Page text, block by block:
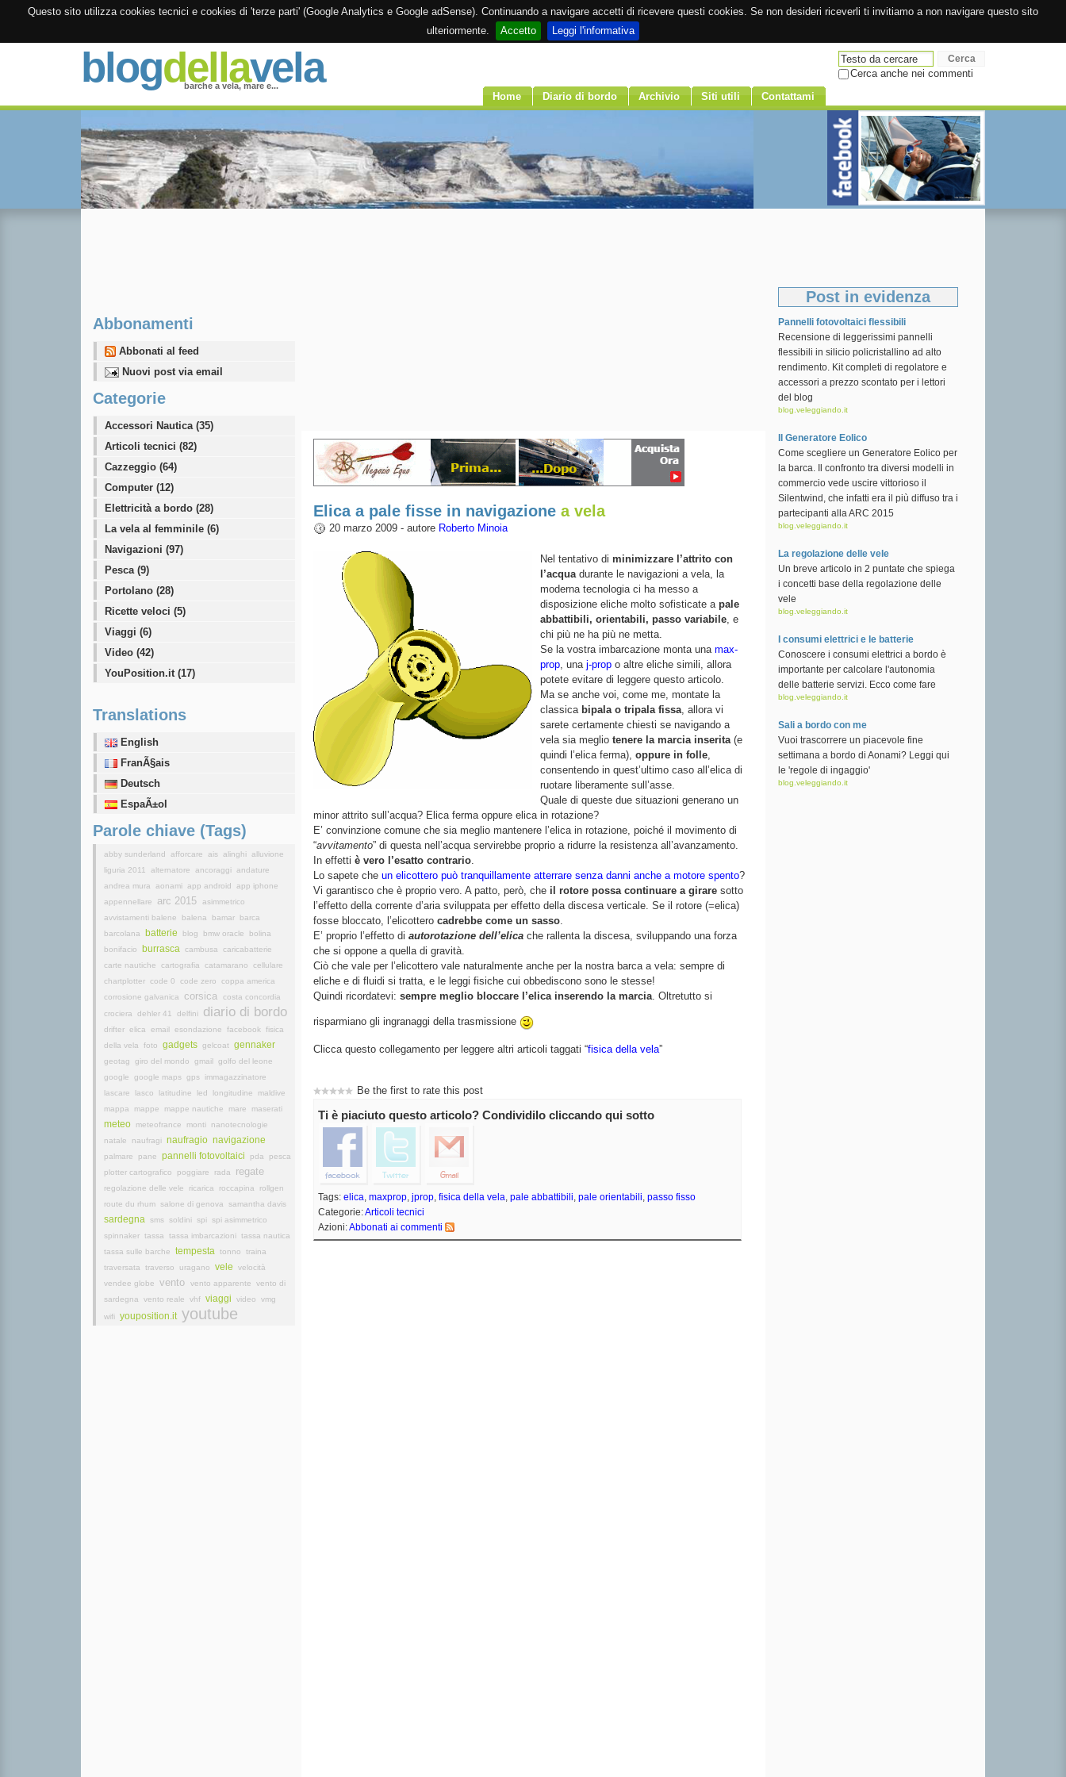
Questo sito utilizza cookies tecnici e cookies di 'terze parti' (Google Analytics e Google adSense). Continuando a navigare accetti di ricevere questi cookies. Se non desideri riceverli ti invitiamo a non navigare questo sito
ulteriormente.
Accetto Leggi l'informativa
blogdellavela
barche a vela, mare e...
Cerca anche nei commenti
Home
Diario di bordo Archivio Siti utili Contattami
Elica a pale fisse in navigazione a vela
20 marzo 2009 - autore Roberto Minoia
Nel tentativo di minimizzare l’attrito con
l’acquadurante le navigazioni a vela, la
moderna tecnologia ci ha messo a
disposizione eliche molto sofisticate a pale
abbattibili, orientabili, passo variabile, e
chi più ne ha più ne metta.
Se la vostra imbarcazione monta una max-
prop, una j-propo altre eliche simili, allora
potete evitare di leggere questo articolo.
Ma se anche voi, come me, montate la
classica bipala o tripala fissa, allora vi
sarete certamente chiesti se navigando a
vela sia meglio tenere la marcia inserita(e
quindi l’elica ferma), oppure in folle,
consentendo in quest’ultimo caso all’elica di
ruotare liberamente sull’asse.
Quale di queste due situazioni generano un
minor attrito sull’acqua? Elica ferma oppure elica in rotazione?
E’ convinzione comune che sia meglio mantenere l’elica in rotazione, poiché il movimento di
“avvitamento” di questa nell’acqua servirebbe proprio a ridurre la resistenza all’avanzamento.
In effetti è vero l’esatto contrario.
Lo sapete che un elicottero può tranquillamente atterrare senza danni anche a motore spento?
Vi garantisco che è proprio vero. A patto, però, che il rotore possa continuare a giraresotto
l’effetto della corrente d’aria sviluppata per effetto della discesa verticale. Se il rotore (=elica)
fosse bloccato, l’elicottero cadrebbe come un sasso.
E’ proprio l’effetto di autorotazione dell’elicache rallenta la discesa, sviluppando una forza
che si oppone a quella di gravità.
Ciò che vale per l’elicottero vale naturalmente anche per la nostra barca a vela: sempre di
eliche e di fluidi si tratta, e le leggi fisiche cui obbediscono sono le stesse!
Quindi ricordatevi: sempre meglio bloccare l’elica inserendo la marcia. Oltretutto si
risparmiano gli ingranaggi della trasmissione
Clicca questo collegamento per leggere altri articoli taggati “fisica della vela”
Be the first to rate this post
Ti è piaciuto questo articolo? Condividilo cliccando qui sotto
Tags: elica maxprop, jprop, fisica della vela pale abbattibili pale orientabili passo fisso
Categorie:Articoli tecnici
Azioni:Abbonati ai commenti
Post in evidenza
Pannelli fotovoltaici flessibili
Recensione di leggerissimi pannelli
flessibili in silicio policristallino ad alto
rendimento. Kit completi di regolatore e
accessori a prezzo scontato per i lettori
del blog
blog.veleggiando.it
Il Generatore Eolico
Come scegliere un Generatore Eolico per
la barca. Il confronto tra diversi modelli in
commercio vede uscire vittorioso il
Silentwind, che infatti era il più diffuso tra i
partecipanti alla ARC 2015
blog.veleggiando.it
La regolazione delle vele
Un breve articolo in 2 puntate che spiega
i concetti base della regolazione delle
vele
blog.veleggiando.it
I consumi elettrici e le batterie
Conoscere i consumi elettrici a bordo è
importante per calcolare l'autonomia
delle batterie servizi. Ecco come fare
blog.veleggiando.it
Sali a bordo con me
Vuoi trascorrere un piacevole fine
settimana a bordo di Aonami? Leggi qui
le 'regole di ingaggio'
blog.veleggiando.it
Abbonamenti
Abbonati al feed
Nuovi post via email
Categorie
Accessori Nautica (35)
Articoli tecnici (82)
Cazzeggio (64)
Computer (12)
Elettricità a bordo (28)
La vela al femminile (6)
Navigazioni (97)
Pesca (9)
Portolano (28)
Ricette veloci (5)
Viaggi (6)
Video (42)
YouPosition.it (17)
Translations
English
FranÃ§ais
Deutsch
EspaÃ±ol
Parole chiave (Tags)
abby sunderland afforcare ais alinghi alluvione
liguria 2011
alternatore ancoraggi andature
andrea mura
aonami app android
app iphone
appennellare
arc 2015
asimmetrico
avvistamenti balene
balena bamar
barca
barcolana
batterie blog bmw oracle
bolina
bonifacio
burrasca cambusa
caricabatterie
carte nautiche
cartografia catamarano
cellulare
chartplotter code 0 code zero
coppa america
corrosione galvanica
corsica
costa concordia
crociera
dehler 41 delfini diario di bordo
drifter elica email esondazione facebook
fisica
della vela
foto gadgets gelcoat gennaker
geotag giro del mondo gmail golfo del leone
google
google maps gps
immagazzinatore
lascare
lasco latitudine led longitudine
maldive
mappa
mappe mappe nautiche mare maserati
meteo meteofrance monti
nanotecnologie
natale
naufragi naufragio navigazione
palmare pane pannelli fotovoltaici pda
pesca
plotter cartografico
poggiare rada regate
regolazione delle vele ricarica roccapina
rollgen
route du rhum
salone di genova samantha davis
sardegna sms soldini spi
spi asimmetrico
spinnaker tassa tassa imbarcazioni tassa nautica
tassa sulle barche
tempesta tonno
traina
traversata
traverso uragano vele
velocità
vendee globe
vento vento apparente
vento di
sardegna
vento reale vhf viaggi video
vmg
wifi youposition.it youtube